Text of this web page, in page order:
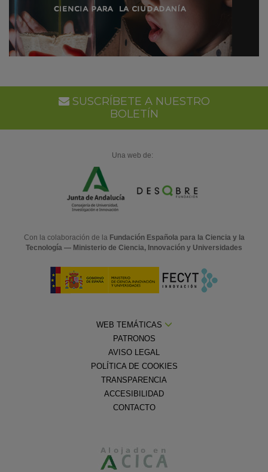
SUSCRÍBETE A NUESTRO
BOLETÍN
Una web de:
Con la colaboración de la Fundación Española para la Ciencia y la
Tecnología — Ministerio de Ciencia, Innovación y Universidades
WEB TEMÁTICAS
PATRONOS
AVISO LEGAL
POLÍTICA DE COOKIES
TRANSPARENCIA
ACCESIBILIDAD
CONTACTO